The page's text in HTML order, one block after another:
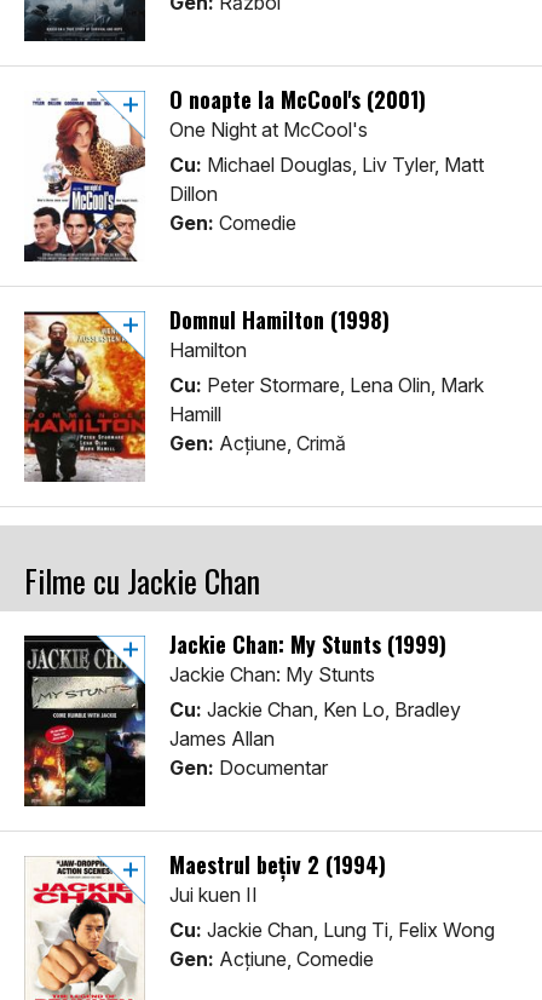
O noapte la McCool's (2001)
One Night at McCool's
Cu: Michael Douglas, Liv Tyler, Matt
Dillon
Gen: Comedie
Domnul Hamilton (1998)
Hamilton
Cu: Peter Stormare, Lena Olin, Mark
Hamill
Gen: Acţiune, Crimă
Filme cu Jackie Chan
Jackie Chan: My Stunts (1999)
Jackie Chan: My Stunts
Cu: Jackie Chan, Ken Lo, Bradley
James Allan
Gen: Documentar
Maestrul bețiv 2 (1994)
Jui kuen II
Cu: Jackie Chan, Lung Ti, Felix Wong
Gen: Acţiune, Comedie